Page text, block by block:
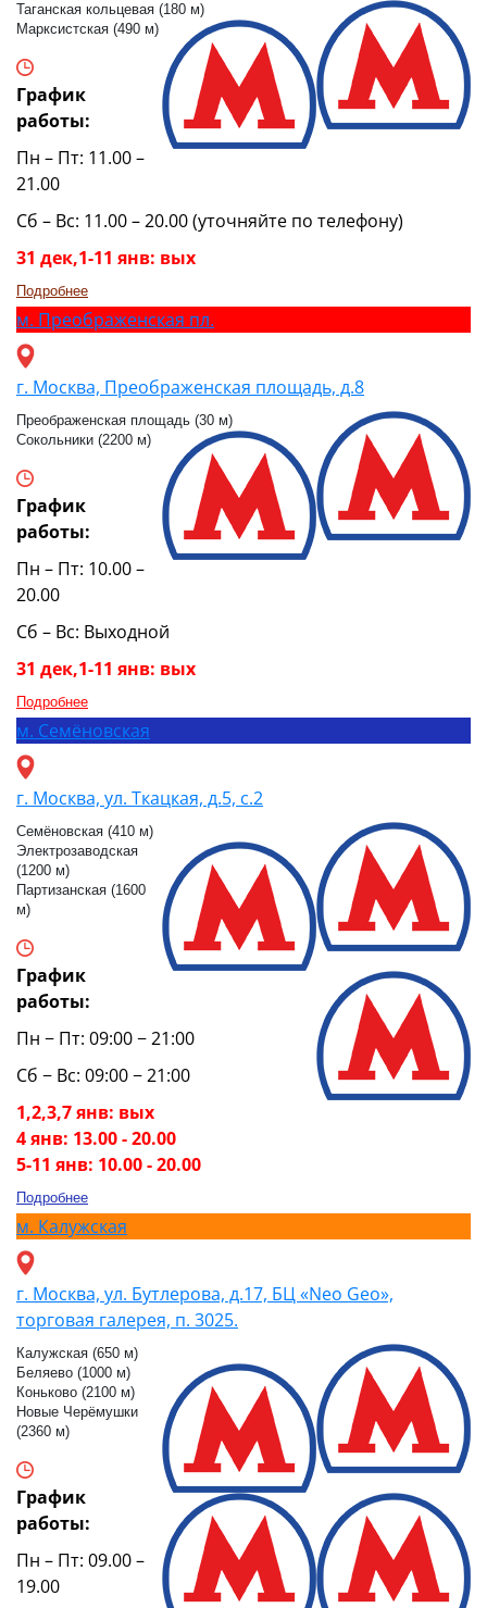
Таганская кольцевая (180 м)
Марксистская (490 м)
График
работы:
Пн – Пт: 11.00 –
21.00
Сб – Вс: 11.00 – 20.00 (уточняйте по телефону)
31 дек,1-11 янв: вых
Подробнее
м. Преображенская пл.
г. Москва, Преображенская площадь, д.8
Преображенская площадь (30 м)
Сокольники (2200 м)
График
работы:
Пн – Пт: 10.00 –
20.00
Сб – Вс: Выходной
31 дек,1-11 янв: вых
Подробнее
м. Семёновская
г. Москва, ул. Ткацкая, д.5, с.2
Семёновская (410 м)
Электрозаводская
(1200 м)
Партизанская (1600
м)
График
работы:
Пн − Пт: 09:00 − 21:00
Сб − Вс: 09:00 − 21:00
1,2,3,7 янв: вых
4 янв: 13.00 - 20.00
5-11 янв: 10.00 - 20.00
Подробнее
м. Калужская
г. Москва, ул. Бутлерова, д.17, БЦ «Neo Geo»,
торговая галерея, п. 3025.
Калужская (650 м)
Беляево (1000 м)
Коньково (2100 м)
Новые Черёмушки
(2360 м)
График
работы:
Пн – Пт: 09.00 –
19.00